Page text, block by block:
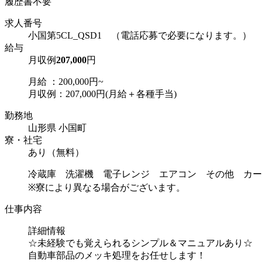
求人番号
小国第5CL_QSD1 （電話応募で必要になります。）
給与
月収例207,000円
月給 ：200,000円~
月収例：207,000円(月給＋各種手当)
勤務地
山形県 小国町
寮・社宅
あり（無料）
冷蔵庫 洗濯機 電子レンジ エアコン その他 カー
※寮により異なる場合がございます。
仕事内容
詳細情報
☆未経験でも覚えられるシンプル＆マニュアルあり☆
自動車部品のメッキ処理をお任せします！